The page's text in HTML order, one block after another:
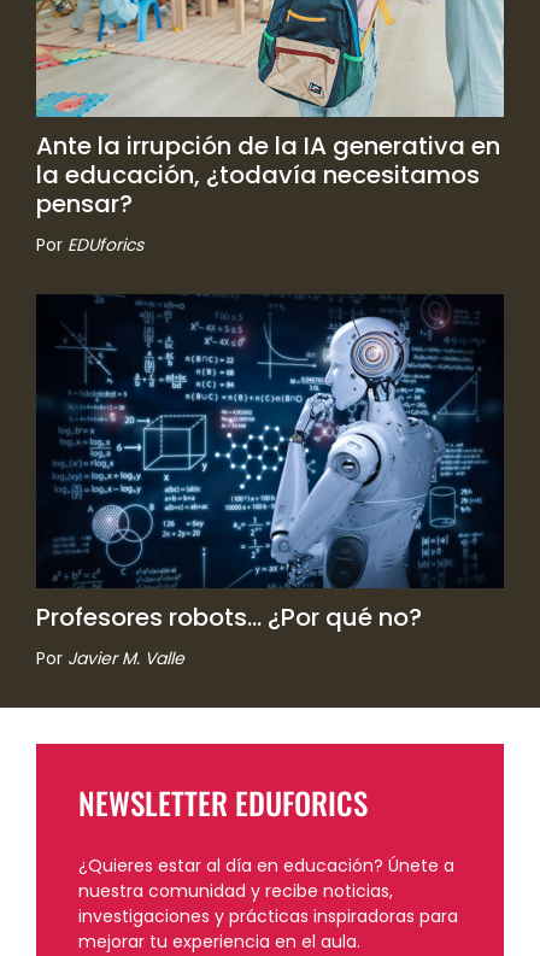
Ante la irrupción de la IA generativa en
la educación, ¿todavía necesitamos
pensar?
Por EDUforics
Profesores robots… ¿Por qué no?
Por Javier M. Valle
NEWSLETTER EDUFORICS
¿Quieres estar al día en educación? Únete a
nuestra comunidad y recibe noticias,
investigaciones y prácticas inspiradoras para
mejorar tu experiencia en el aula.